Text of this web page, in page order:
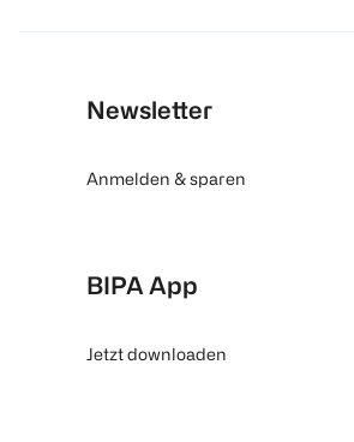
Newsletter
Anmelden & sparen
BIPA App
Jetzt downloaden